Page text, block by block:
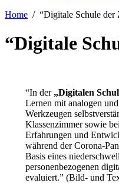
Home
“Digitale Schule der
“Digitale
“In der „Digitalen
Lernen mit analogen
Werkzeugen
Klassenzimmer sowie
Erfahrungen und
während der Corona-
Basis eines
personenbezogenen
evaluiert.” (Bild- und